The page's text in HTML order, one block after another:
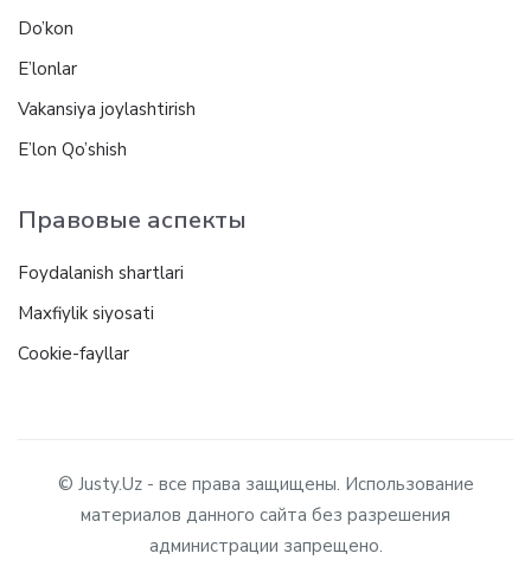
Do’kon
E’lonlar
Vakansiya joylashtirish
E’lon Qo’shish
Правовые аспекты
Foydalanish shartlari
Maxfiylik siyosati
Cookie-fayllar
© Justy.Uz - все права защищены. Использование
материалов данного сайта без разрешения
администрации запрещено.